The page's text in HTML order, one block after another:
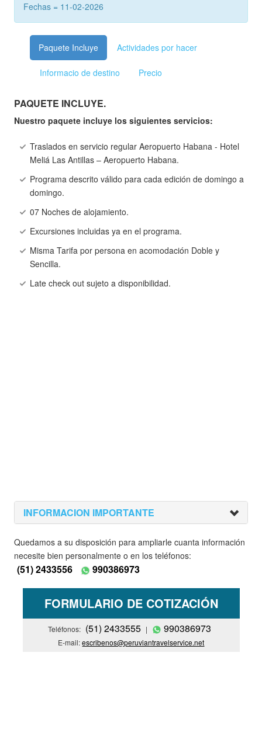
Fechas = 11-02-2026
Paquete Incluye Actividades por hacer
Informacio de destino Precio
PAQUETE INCLUYE.
Nuestro paquete incluye los siguientes servicios:
Traslados en servicio regular Aeropuerto Habana - Hotel
Meliá Las Antillas – Aeropuerto Habana.
Programa descrito válido para cada edición de domingo a
domingo.
07 Noches de alojamiento.
Excursiones incluidas ya en el programa.
Misma Tarifa por persona en acomodación Doble y
Sencilla.
Late check out sujeto a disponibilidad.
INFORMACION IMPORTANTE
Quedamos a su disposición para ampliarle cuanta información
necesite bien personalmente o en los teléfonos:
(51) 2433556 990386973
FORMULARIO DE COTIZACIÓN
Teléfonos: (51) 2433555 | 990386973
E-mail:escribenos@peruviantravelservice.net